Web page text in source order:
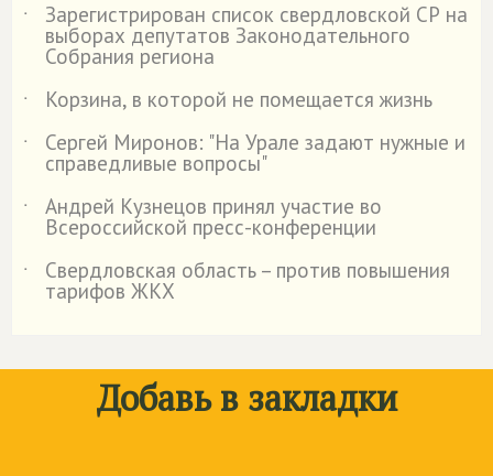
˙ Зарегистрирован список свердловской СР на
выборах депутатов Законодательного
Собрания региона
˙
Корзина, в которой не помещается жизнь
˙
Сергей Миронов: "На Урале задают нужные и
справедливые вопросы"
˙
Андрей Кузнецов принял участие во
Всероссийской пресс-конференции
˙
Свердловская область – против повышения
тарифов ЖКХ
Добавь в закладки